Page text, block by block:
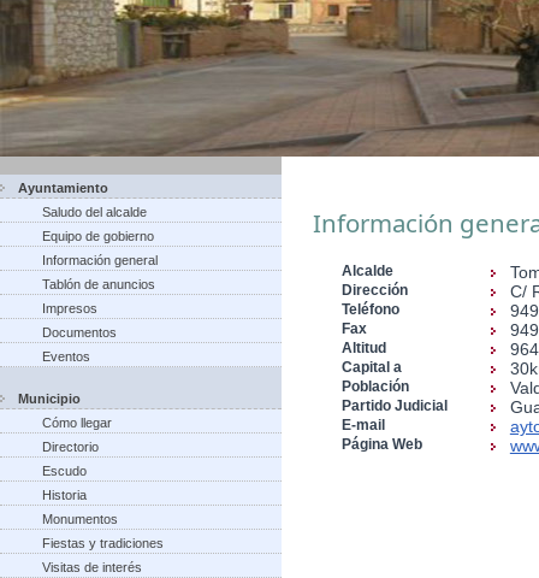
Ayuntamiento
Saludo del alcalde
Equipo de gobierno
Información general
Tablón de anuncios
Impresos
Documentos
Eventos
Municipio
Cómo llegar
Directorio
Escudo
Historia
Monumentos
Fiestas y tradiciones
Visitas de interés
Información
Alcalde
Dirección C/
Teléfono
Fax
Altitud
Capital a
Población
Partido Judicial
E-mail
Página Web